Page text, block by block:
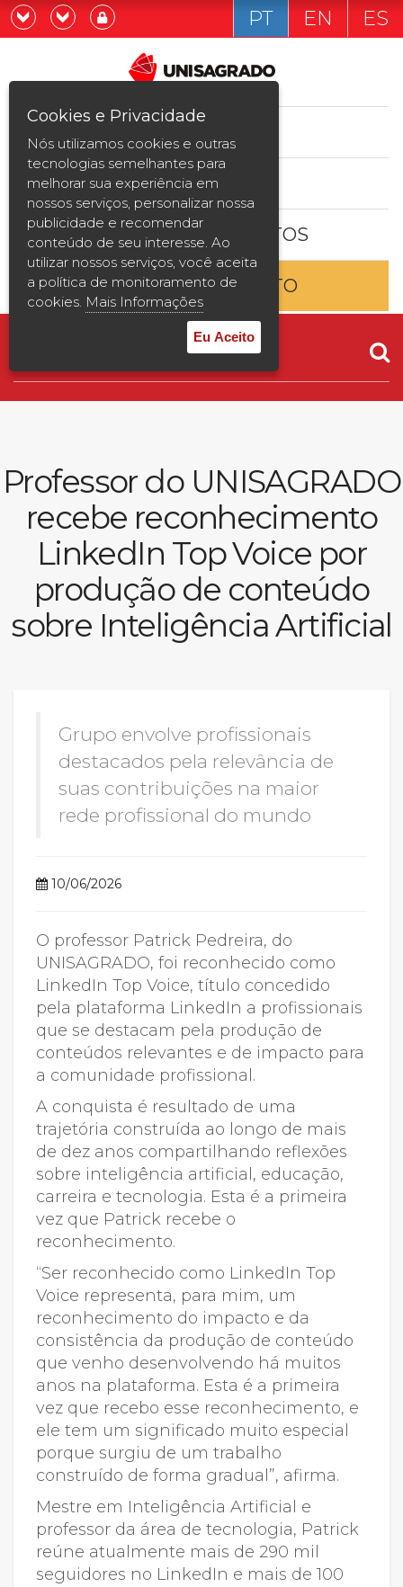
Graduação
Pós-graduação e MBA
Curta Duração
Vestibular
2ª Graduação
Transferência
Reingresso
Desconto de pontualidade
Biblioteca
Contatos
Calendário acadêmico
Já sou estudande
Quero ser estudante
PT EN ES
ESTUDE AQUI
BOLSAS E DESCONTOS
ENTRE EM CONTATO
Professor do UNISAGRADO
recebe reconhecimento
LinkedIn Top Voice por
produção de conteúdo
sobre Inteligência Artificial
Grupo envolve profissionais
destacados pela relevância de
suas contribuições na maior
rede profissional do mundo
10/06/2026
O professor Patrick Pedreira, do
UNISAGRADO, foi reconhecido como
LinkedIn Top Voice, título concedido
pela plataforma LinkedIn a profissionais
que se destacam pela produção de
conteúdos relevantes e de impacto para
a comunidade profissional.
A conquista é resultado de uma
trajetória construída ao longo de mais
de dez anos compartilhando reflexões
sobre inteligência artificial, educação,
carreira e tecnologia. Esta é a primeira
vez que Patrick recebe o
reconhecimento.
“Ser reconhecido como LinkedIn Top
Voice representa, para mim, um
reconhecimento do impacto e da
consistência da produção de conteúdo
que venho desenvolvendo há muitos
anos na plataforma. Esta é a primeira
vez que recebo esse reconhecimento, e
ele tem um significado muito especial
porque surgiu de um trabalho
construído de forma gradual”, afirma.
Mestre em Inteligência Artificial e
professor da área de tecnologia, Patrick
reúne atualmente mais de 290 mil
seguidores no LinkedIn e mais de 100
Cookies e Privacidade
Nós utilizamos cookies e outras
tecnologias semelhantes para
melhorar sua experiência em
nossos serviços, personalizar nossa
publicidade e recomendar
conteúdo de seu interesse. Ao
utilizar nossos serviços, você aceita
a política de monitoramento de
cookies. Mais Informações
Eu Aceito